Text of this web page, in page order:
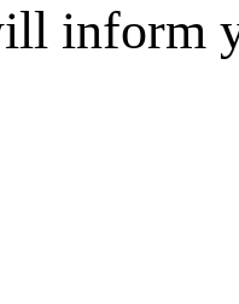
inform